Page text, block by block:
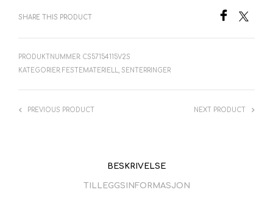
SHARE THIS PRODUCT
PRODUKTNUMMER: CS57154115V2S
KATEGORIER: FESTEMATERIELL SENTERRINGER
PREVIOUS PRODUCT NEXT PRODUCT
BESKRIVELSE
TILLEGGSINFORMASJON